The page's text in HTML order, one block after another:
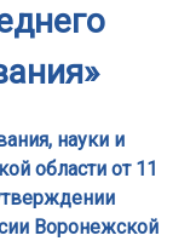
науки и
области от 11
Воронежской